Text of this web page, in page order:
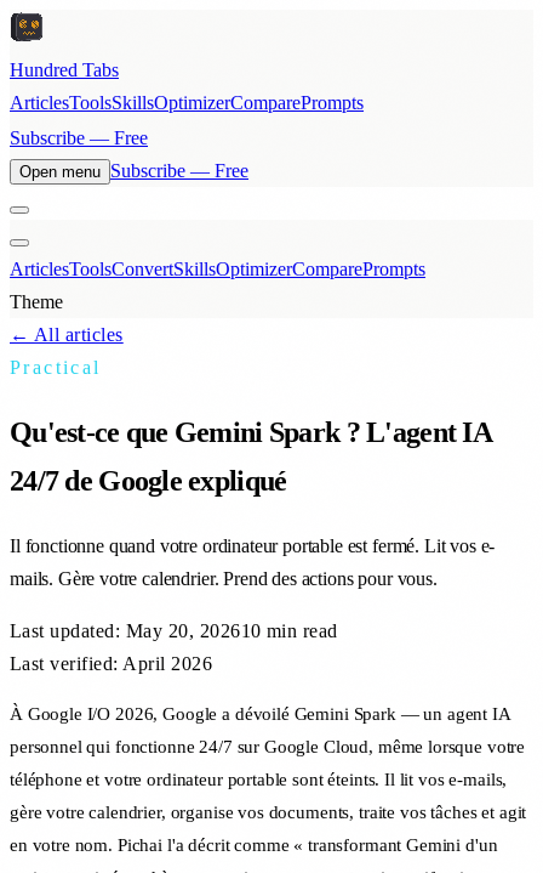
Hundred Tabs
ArticlesToolsSkillsOptimizerComparePrompts
Subscribe — Free
Open menu Subscribe — Free
ArticlesToolsConvertSkillsOptimizerComparePrompts
Theme
← All articles
Practical
Qu'est-ce que Gemini Spark ? L'agent IA
24/7 de Google expliqué
Il fonctionne quand votre ordinateur portable est fermé. Lit vos e-
mails. Gère votre calendrier. Prend des actions pour vous.
Last updated: May 20, 202610 min read
Last verified: April 2026
À Google I/O 2026, Google a dévoilé Gemini Spark — un agent IA
personnel qui fonctionne 24/7 sur Google Cloud, même lorsque votre
téléphone et votre ordinateur portable sont éteints. Il lit vos e-mails,
gère votre calendrier, organise vos documents, traite vos tâches et agit
en votre nom. Pichai l'a décrit comme « transformant Gemini d'un